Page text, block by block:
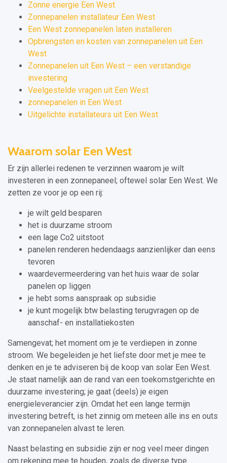
Zonne energie Een West
Zonnepanelen installateur Een West
Een West zonnepanelen laten installeren
Opbrengsten en kosten van zonnepanelen uit Een
West
Zonnepanelen uit Een West – een verstandige
investering
Veelgestelde vragen uit Een West
zonnepanelen in Een West
Uitgelichte installateurs uit Een West
Waarom solar Een West
Er zijn allerlei redenen te verzinnen waarom je wilt
investeren in een zonnepaneel; oftewel solar Een West. We
zetten ze voor je op een rij:
je wilt geld besparen
het is duurzame stroom
een lage Co2 uitstoot
panelen renderen hedendaags aanzienlijker dan eens
tevoren
waardevermeerdering van het huis waar de solar
panelen op liggen
je hebt soms aanspraak op subsidie
je kunt mogelijk btw belasting terugvragen op de
aanschaf- en installatiekosten
Samengevat; het moment om je te verdiepen in zonne
stroom. We begeleiden je het liefste door met je mee te
denken en je te adviseren bij de koop van solar Een West.
Je staat namelijk aan de rand van een toekomstgerichte en
duurzame investering; je gaat (deels) je eigen
energieleverancier zijn. Omdat het een lange termijn
investering betreft, is het zinnig om meteen alle ins en outs
van zonnepanelen alvast te leren.
Naast belasting en subsidie zijn er nog veel meer dingen
om rekening mee te houden, zoals de diverse type